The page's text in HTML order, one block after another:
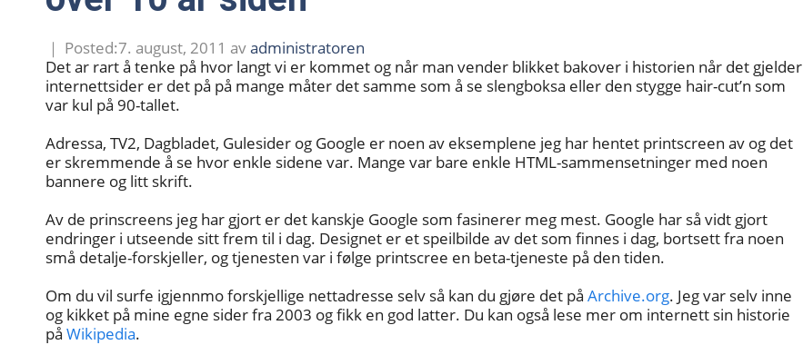
7. august, 2011 avadministratoren
Det ar rart å tenke på hvor langt vi er kommet og når man vender blikket bakover i historien når det gjelder
internettsider er det på på mange måter det samme som å se slengboksa eller den stygge hair-cut’n som
var kul på 90-tallet.
Adressa, TV2, Dagbladet, Gulesider og Google er noen av eksemplene jeg har hentet printscreen av og det
er skremmende å se hvor enkle sidene var. Mange var bare enkle HTML-sammensetninger med noen
bannere og litt skrift.
Av de prinscreens jeg har gjort er det kanskje Google som fasinerer meg mest. Google har så vidt gjort
endringer i utseende sitt frem til i dag. Designet er et speilbilde av det som finnes i dag, bortsett fra noen
små detalje-forskjeller, og tjenesten var i følge printscree en beta-tjeneste på den tiden.
Om du vil surfe igjennmo forskjellige nettadresse selv så kan du gjøre det på Archive.org. Jeg var selv inne
og kikket på mine egne sider fra 2003 og fikk en god latter. Du kan også lese mer om internett sin historie
på Wikipedia.